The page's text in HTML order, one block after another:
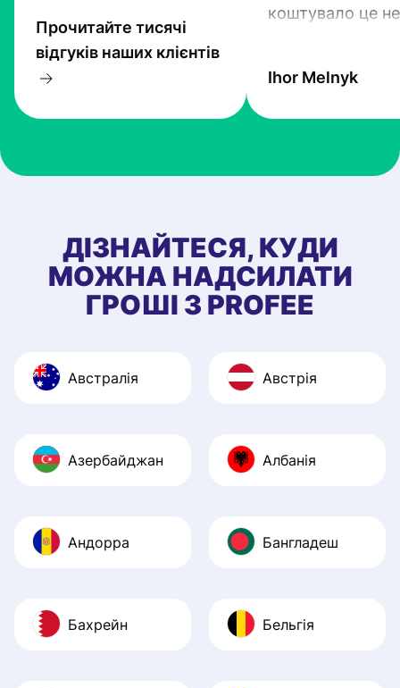
Прочитайте тисячі
відгуків наших клієнтів
коштувало це
один з кращих.
Ihor Melnyk
ДІЗНАЙТЕСЯ, КУДИ
МОЖНА НАДСИЛАТИ
ГРОШІ З PROFEE
Австралія Австрія
Азербайджан Албанія
Андорра Бангладеш
Бахрейн Бельгія